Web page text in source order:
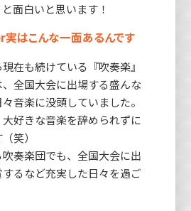
面白いと思います！
はこんな一面あるんです
在も続けている『吹奏楽』
全国大会に出場する盛んな
音楽に没頭していました。
好きな音楽を辞められずに
笑）
奏楽団でも、全国大会に出
るなど充実した日々を過ご